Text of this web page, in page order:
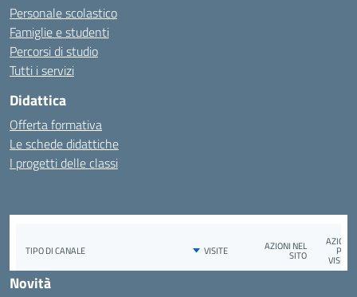
Personale scolastico
Famiglie e studenti
Percorsi di studio
Tutti i servizi
Didattica
Offerta formativa
Le schede didattiche
I progetti delle classi
Novità